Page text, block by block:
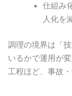
仕組み
人化を
調理の境界は「
いるかで運用が
工程ほど、事故